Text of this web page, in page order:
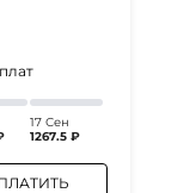
17 Сен
1267.5 ₽